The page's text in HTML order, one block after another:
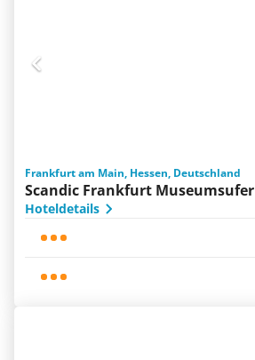
Frankfurt am Main, Hessen, Deutschland
Scandic Frankfurt Museumsufer
Hoteldetails